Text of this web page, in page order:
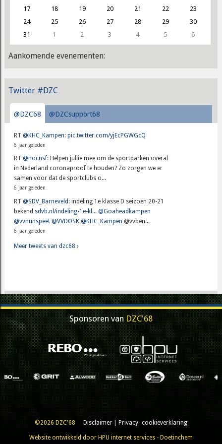
17
18 19 20 21 22
23
24
25 26 27 28 29
30
31
1 2 3 4 5 6
Aankomende evenementen:
Twitter #DZC
@DZC68 @DZCsupport68
RT@KHC_Kampen:pic.twitter.com/yjEcPGWGcQ
6 jaar geleden
RT@nocnsf: Helpen jullie mee om de sportparken overal
in Nederland coronaproof te houden? Zo zorgen we er
samen voor dat de sportclubs o...
6 jaar geleden
RT@SDV_Barneveld : indeling 1e klasse D seizoen 20-21
bekend sdvb.nl/indeling-1e-kl... @Goaheadkampen
@vvnunspeet @VVDOSK @KHC_Kampen @vvben...
6 jaar geleden
Meer tweets van dzc68 ›
Sponsoren vanDZC'68
©2026 DZC'68 Disclaimer Privacy- cookieverklaring
Website ontwikkeld door HPU internet services - Doetinchem